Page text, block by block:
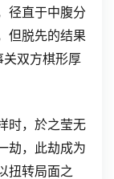
径直于中腹分
但脱先的结果
关双方棋形厚
时，於之莹无
劫，此劫成为
扭转局面之